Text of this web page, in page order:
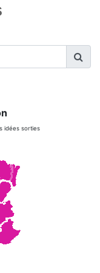
idées sorties